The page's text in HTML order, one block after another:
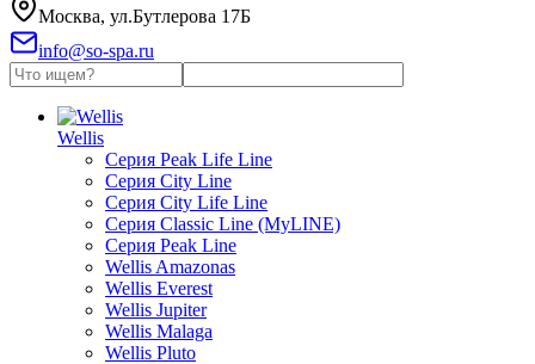
Москва, ул.Бутлерова 17Б
info@so-spa.ru
Wellis
Серия Peak Life Line
Серия City Line
Серия City Life Line
Серия Classic Line (MyLINE)
Серия Peak Line
Wellis Amazonas
Wellis Everest
Wellis Jupiter
Wellis Malaga
Wellis Pluto